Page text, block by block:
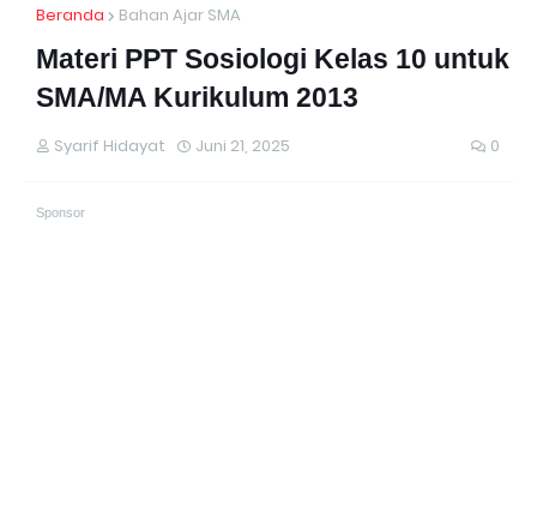
Beranda Bahan Ajar SMA
Materi PPT Sosiologi Kelas 10 untuk
SMA/MA Kurikulum 2013
Syarif Hidayat Juni 21, 2025 0
Sponsor